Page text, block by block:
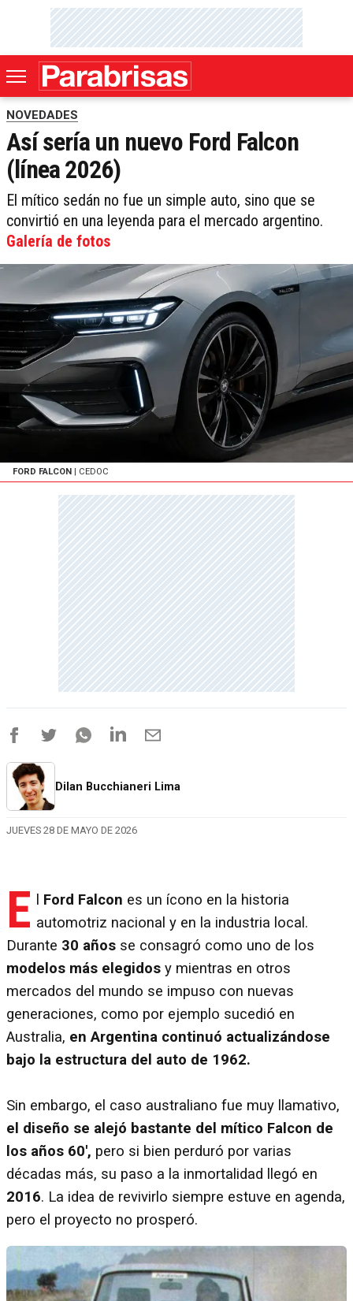
NOVEDADES
Así sería un nuevo Ford Falcon
(línea 2026)
El mítico sedán no fue un simple auto, sino que se
convirtió en una leyenda para el mercado argentino.
Galería de fotos
FORD FALCON | CEDOC
Dilan Bucchianeri Lima
JUEVES 28 DE MAYO DE 2026
E Ford Falcon es un ícono en la historia
automotriz nacional y en la industria local.
Durante 30 años se consagró como uno de los
modelos más elegidos y mientras en otros
mercados del mundo se impuso con nuevas
generaciones, como por ejemplo sucedió en
Australia, en Argentina continuó actualizándose
bajo la estructura del auto de 1962.
Sin embargo, el caso australiano fue muy llamativo,
el diseño se alejó bastante del mítico Falcon de
los años 60', pero si bien perduró por varias
décadas más, su paso a la inmortalidad llegó en
2016. La idea de revivirlo siempre estuve en agenda,
pero el proyecto no prosperó.